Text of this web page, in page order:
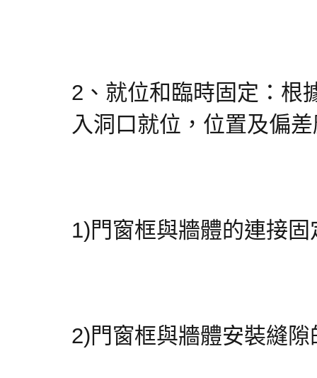
2、就位和臨時固定：根
入洞口就位，位置及偏
1)門窗框與牆體的連接
2)門窗框與牆體安裝縫隙